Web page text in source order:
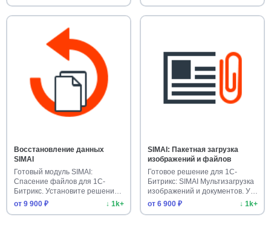
Восстановление данных
SIMAI
Готовый модуль SIMAI:
Спасение файлов для 1С-
Битрикс. Установите решение
для над…
от 9 900 ₽ ↓ 1k+
SIMAI: Пакетная загрузка
изображений и файлов
Готовое решение для 1С-
Битрикс: SIMAI Мультизагрузка
изображений и документов. У…
от 6 900 ₽
↓ 1k+